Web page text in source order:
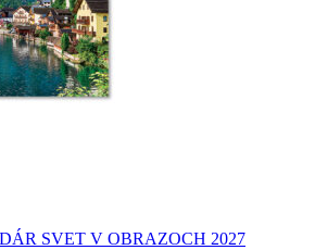
SVET V OBRAZOCH 2027